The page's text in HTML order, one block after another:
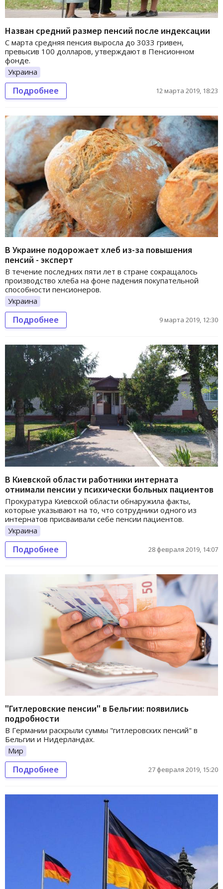
Назван средний размер пенсий после индексации
С марта средняя пенсия выросла до 3033 гривен,
превысив 100 долларов, утверждают в Пенсионном
фонде.
Украина
Подробнее 12 марта 2019, 18:23
В Украине подорожает хлеб из-за повышения
пенсий - эксперт
В течение последних пяти лет в стране сокращалось
производство хлеба на фоне падения покупательной
способности пенсионеров.
Украина
Подробнее 9 марта 2019, 12:30
В Киевской области работники интерната
отнимали пенсии у психически больных пациентов
Прокуратура Киевской области обнаружила факты,
которые указывают на то, что сотрудники одного из
интернатов присваивали себе пенсии пациентов.
Украина
Подробнее 28 февраля 2019, 14:07
"Гитлеровские пенсии" в Бельгии: появились
подробности
В Германии раскрыли суммы "гитлеровских пенсий" в
Бельгии и Нидерландах.
Мир
Подробнее 27 февраля 2019, 15:20